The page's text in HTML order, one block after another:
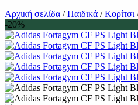
Αρχική σελίδα / Παιδικά / Κορίτσι
-20%